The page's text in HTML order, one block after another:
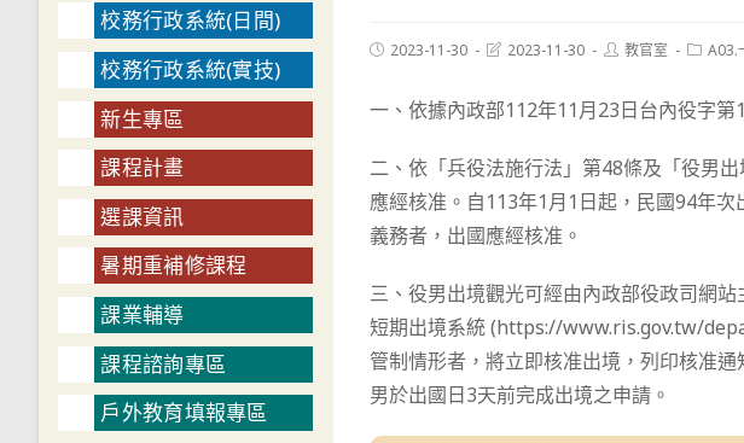
Post2023-11-30
Post2023-11-30
Post教官室
PostA03.
一、依據內政部112年11月23日台內役字第
二、依「兵役法施行法」第48條及「役男
應經核准。自113年1月1日起，民國94年
義務者，出國應經核准。
三、役男出境觀光可經由內政部役政司網
短期出境系統 (https://www.ris.gov.tw/
管制情形者，將立即核准出境，列印核准
男於出國日3天前完成出境之申請。
校務行政系統(日間)
校務行政系統(實技)
新生專區
課程計畫
選課資訊
暑期重補修課程
課業輔導
課程諮詢專區
戶外教育填報專區